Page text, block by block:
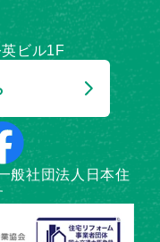
ビル1F
般社団法人日本住